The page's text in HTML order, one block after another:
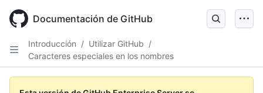
main
Documentación de GitHub
Introducción / Utilizar GitHub /
Caracteres especiales en los nombres